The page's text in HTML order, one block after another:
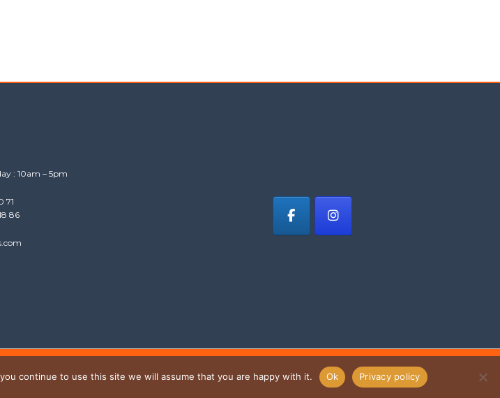
: 10am – 5pm
71
86
continue to use this site we will assume that you are happy with it. Ok Privacy policy